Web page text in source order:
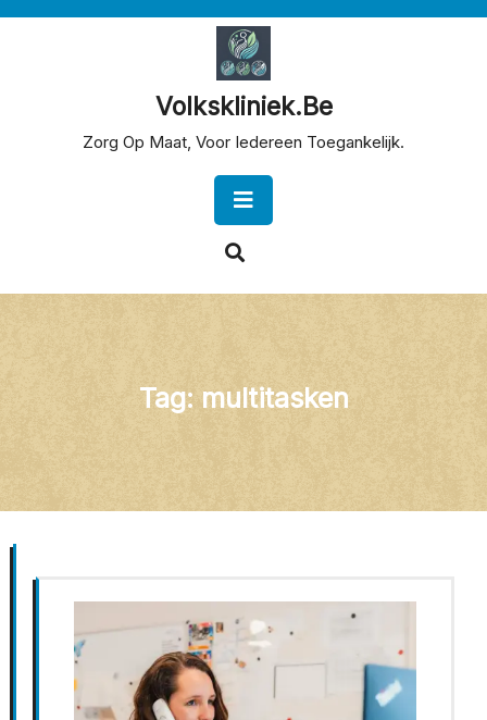
Volkskliniek.be
Zorg Op Maat, Voor Iedereen Toegankelijk.
Button
Tag: multitasken